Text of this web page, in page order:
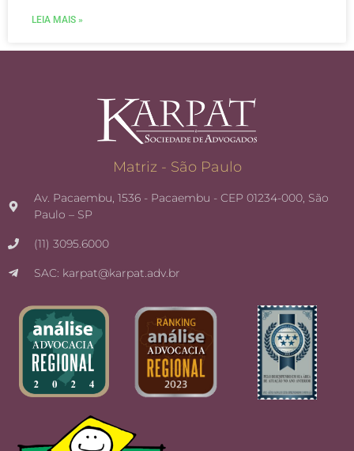
LEIA MAIS »
Matriz - São Paulo
Av. Pacaembu, 1536 - Pacaembu - CEP 01234-000, São
Paulo – SP
(11) 3095.6000
SAC: karpat@karpat.adv.br